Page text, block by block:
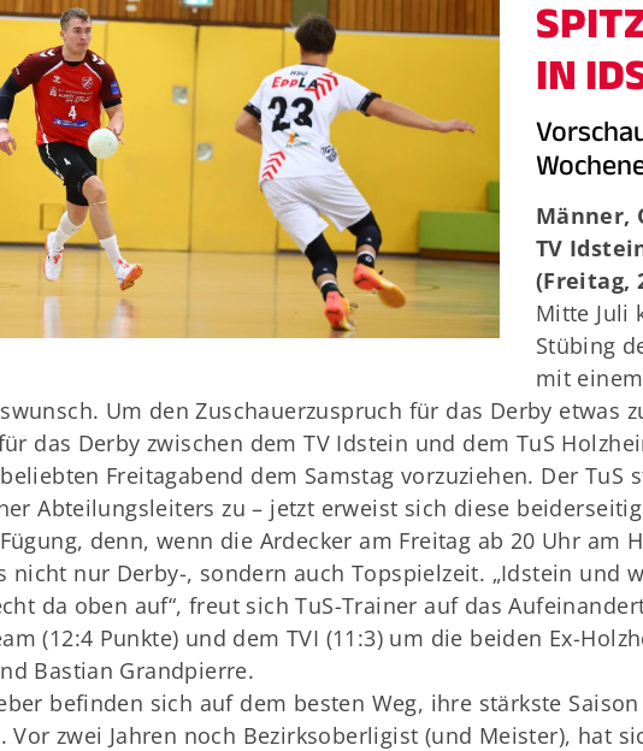
IN
Männer,
TV
(Freitag,
Mitte Juli
Stübing
mit einem
Um den Zuschauerzuspruch für das Derby etwas
das Derby zwischen dem TV Idstein und dem TuS
Freitagabend dem Samstag vorzuziehen. Der TuS
Abteilungsleiters zu – jetzt erweist sich diese
denn, wenn die Ardecker am Freitag ab 20 Uhr am
nicht nur Derby-, sondern auch Topspielzeit. „Idstein und
da oben auf“, freut sich TuS-Trainer auf das
(12:4 Punkte) und dem TVI (11:3) um die beiden Ex-
Bastian Grandpierre.
befinden sich auf dem besten Weg, ihre stärkste
Vor zwei Jahren noch Bezirksoberligist (und Meister), hat